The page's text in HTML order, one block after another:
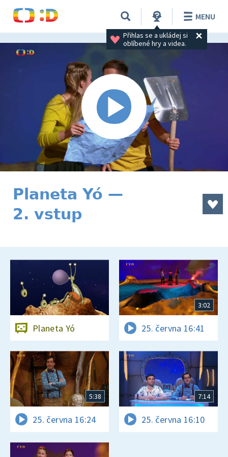
Přihlas se a ukládej si
oblíbené hry a videa.
MENU
Planeta Yó —
2. vstup
Planeta Yó
3:02
25. června 16:41
5:38
25. června 16:24
7:14
25. června 16:10